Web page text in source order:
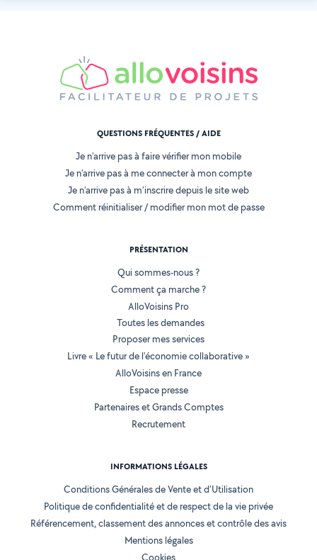
QUESTIONS FRÉQUENTES / AIDE
Je n'arrive pas à faire vérifier mon mobile
Je n'arrive pas à me connecter à mon compte
Je n'arrive pas à m'inscrire depuis le site web
Comment réinitialiser / modifier mon mot de passe
PRÉSENTATION
Qui sommes-nous ?
Comment ça marche ?
AlloVoisins Pro
Toutes les demandes
Proposer mes services
Livre « Le futur de l'économie collaborative »
AlloVoisins en France
Espace presse
Partenaires et Grands Comptes
Recrutement
INFORMATIONS LÉGALES
Conditions Générales de Vente et d'Utilisation
Politique de confidentialité et de respect de la vie privée
Référencement, classement des annonces et contrôle des avis
Mentions légales
Cookies